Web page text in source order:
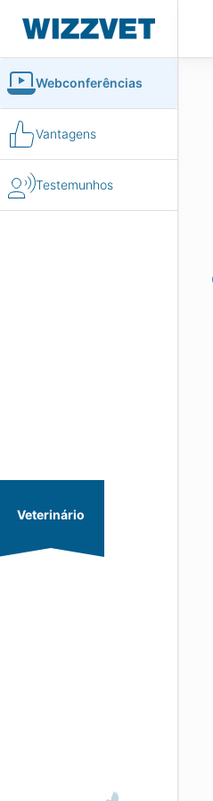
Webconferências
Vantagens
Testemunhos
Veterinário